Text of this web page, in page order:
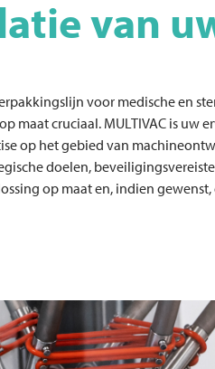
van
voor medische en
maat cruciaal. MULTIVAC is uw
op het gebied van
doelen,
op maat en, indien